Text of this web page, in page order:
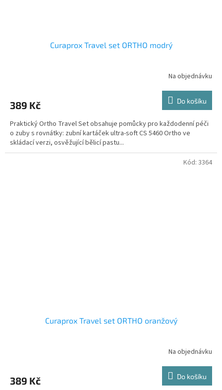
Curaprox Travel set ORTHO modrý
Na objednávku
389 Kč Do košíku
Praktický Ortho Travel Set obsahuje pomůcky pro každodenní péči
o zuby s rovnátky: zubní kartáček ultra-soft CS 5460 Ortho ve
skládací verzi, osvěžující bělicí pastu...
Curaprox Travel set ORTHO oranžový
Na objednávku
389 Kč Do košíku
Kód: 3364